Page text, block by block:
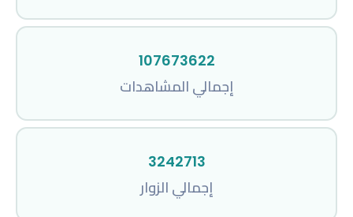
107673622
إجمالي المشاهدات
3242713
إجمالي الزوار